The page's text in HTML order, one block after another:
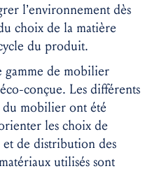
l’environnement dès
choix de la matière
du produit.
gamme de mobilier
conçue. Les différents
du mobilier ont été
les choix de
de distribution des
utilisés sont